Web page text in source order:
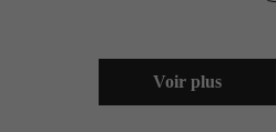
Voir plus